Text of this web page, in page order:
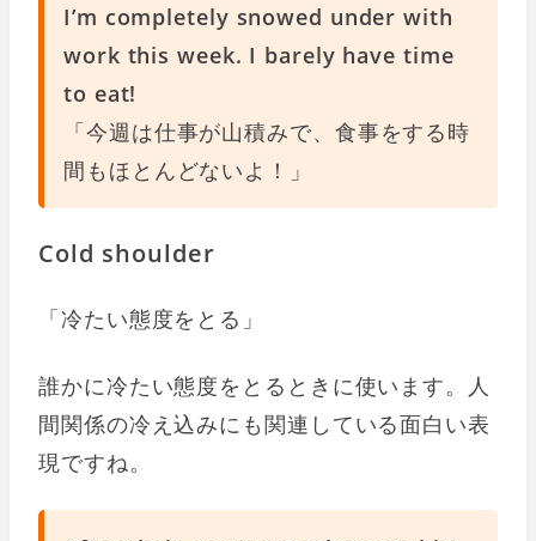
I’m completely snowed under with
work this week. I barely have time
to eat!
「今週は仕事が山積みで、食事をする時
間もほとんどないよ！」
Cold shoulder
「冷たい態度をとる」
誰かに冷たい態度をとるときに使います。人
間関係の冷え込みにも関連している面白い表
現ですね。